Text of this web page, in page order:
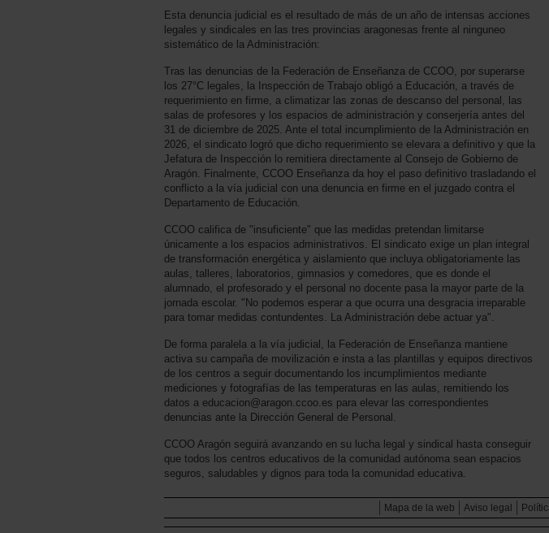
Esta denuncia judicial es el resultado de más de un año de intensas acciones
legales y sindicales en las tres provincias aragonesas frente al ninguneo
sistemático de la Administración:
Tras las denuncias de la Federación de Enseñanza de CCOO, por superarse
los 27°C legales, la Inspección de Trabajo obligó a Educación, a través de
requerimiento en firme, a climatizar las zonas de descanso del personal, las
salas de profesores y los espacios de administración y conserjería antes del
31 de diciembre de 2025. Ante el total incumplimiento de la Administración en
2026, el sindicato logró que dicho requerimiento se elevara a definitivo y que la
Jefatura de Inspección lo remitiera directamente al Consejo de Gobierno de
Aragón. Finalmente, CCOO Enseñanza da hoy el paso definitivo trasladando el
conflicto a la vía judicial con una denuncia en firme en el juzgado contra el
Departamento de Educación.
CCOO califica de "insuficiente" que las medidas pretendan limitarse
únicamente a los espacios administrativos. El sindicato exige un plan integral
de transformación energética y aislamiento que incluya obligatoriamente las
aulas, talleres, laboratorios, gimnasios y comedores, que es donde el
alumnado, el profesorado y el personal no docente pasa la mayor parte de la
jornada escolar. "No podemos esperar a que ocurra una desgracia irreparable
para tomar medidas contundentes. La Administración debe actuar ya".
De forma paralela a la vía judicial, la Federación de Enseñanza mantiene
activa su campaña de movilización e insta a las plantillas y equipos directivos
de los centros a seguir documentando los incumplimientos mediante
mediciones y fotografías de las temperaturas en las aulas, remitiendo los
datos a educacion@aragon.ccoo.es para elevar las correspondientes
denuncias ante la Dirección General de Personal.
CCOO Aragón seguirá avanzando en su lucha legal y sindical hasta conseguir
que todos los centros educativos de la comunidad autónoma sean espacios
seguros, saludables y dignos para toda la comunidad educativa.
Mapa de la web Aviso legal